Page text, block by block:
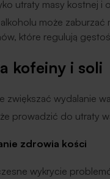
utraty masy kostnej i
może zaburzać
które regulują
kofeiny i soli
zwiększać wydalanie
prowadzić do utraty
zdrowia kości
wykrycie